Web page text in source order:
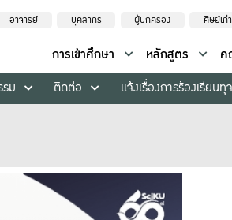
อาจารย์ บุคลากร ผู้ปกครอง ศิษย์เก่า
การเข้าศึกษา หลักสูตร
ค
ม ติดต่อ แจ้งเรื่องการร้องเรียนทุ